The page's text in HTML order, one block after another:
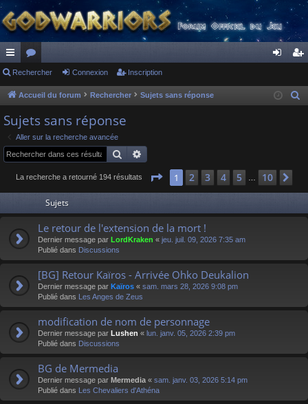
ac
co
ur
ci
s
or
u
s
ne cri
Rechercher Connexion Inscription
Accueil du forum Rechercher Sujets sans réponse
e
Sujets sans réponse
Aller sur la recherche avancée
Rechercher
La recherche a retourné 194 résultats Page 1sur 10
1 2 3 4 5 10
Sujets
Le retour de l'extension de la mort !
Dernier message par LordKraken « jeu. juil. 09, 2026 7:35 am
Publié dans Discussions
[BG] Retour Kaïros - Arrivée Ohko Deukalion
Dernier message par Kaïros « sam. mars 28, 2026 9:08 pm
Publié dans Les Anges de Zeus
modification de nom de personnage
Dernier message par Lushen « lun. janv. 05, 2026 2:39 pm
Publié dans Discussions
BG de Mermedia
Dernier message par Mermedia « sam. janv. 03, 2026 5:14 pm
Publié dans Les Chevaliers d'Athéna